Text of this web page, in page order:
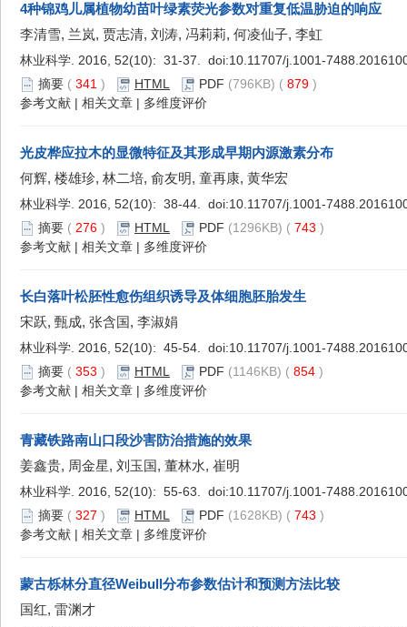
4种锦鸡儿属植物幼苗叶绿素荧光参数对重复低温胁迫的响应
李清雪, 兰岚, 贾志清, 刘涛, 冯莉莉, 何凌仙子, 李虹
林业科学. 2016, 52(10): 31-37. doi:10.11707/j.1001-
摘要 ( 341 ) HTML PDF (796KB) ( 879 )
参考文献 | 相关文章 | 多维度评价
光皮桦应拉木的显微特征及其形成早期内源激素分布
何辉, 楼雄珍, 林二培, 俞友明, 童再康, 黄华宏
林业科学. 2016, 52(10): 38-44. doi:10.11707/j.1001-
摘要 ( 276 ) HTML PDF (1296KB) ( 743 )
参考文献 | 相关文章 | 多维度评价
长白落叶松胚性愈伤组织诱导及体细胞胚胎发生
宋跃, 甄成, 张含国, 李淑娟
林业科学. 2016, 52(10): 45-54. doi:10.11707/j.1001-
摘要 ( 353 ) HTML PDF (1146KB) ( 854 )
参考文献 | 相关文章 | 多维度评价
青藏铁路南山口段沙害防治措施的效果
姜鑫贵, 周金星, 刘玉国, 董林水, 崔明
林业科学. 2016, 52(10): 55-63. doi:10.11707/j.1001-
摘要 ( 327 ) HTML PDF (1628KB) ( 743 )
参考文献 | 相关文章 | 多维度评价
蒙古栎林分直径Weibull分布参数估计和预测方法比较
国红, 雷渊才